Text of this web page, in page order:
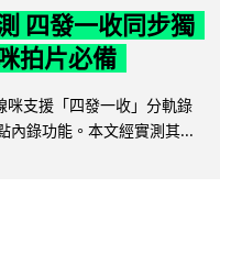
四發一收同步獨
拍片必備
支援「四發一收」分軌錄
內錄功能。本文經實測其...